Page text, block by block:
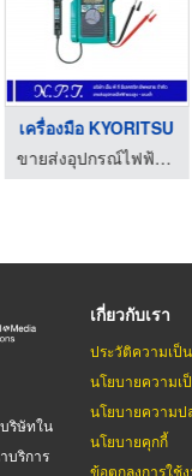
เครื่องมือ KYORITSU
ขายส่งอุปกรณ์ไฟฟ้าแรงสูง-แรงต่ำ เอ็น.พี.ที.อิเล็กทริค ซัพพลาย
ริษัทใน
บริการ
เกี่ยวกับเรา
ประวัติความเป็
นโยบายความเ
นโยบายความป
นโยบายคุกกี้
ข้อตกลงการใช้